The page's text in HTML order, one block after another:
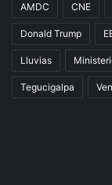
AMDC CNE
Donald Trump
Lluvias
Tegucigalpa